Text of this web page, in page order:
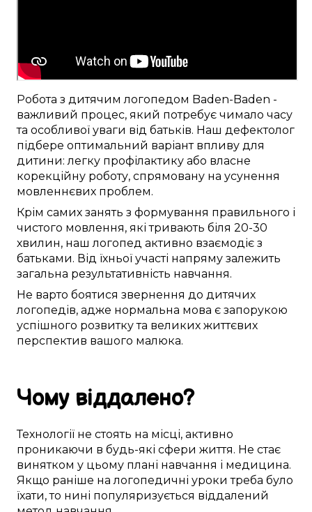
Робота з дитячим логопедом Baden-Baden -
важливий процес, який потребує чимало часу
та особливої уваги від батьків. Наш дефектолог
підбере оптимальний варіантвпливу для
дитини: легку профілактику або власне
корекційну роботу, спрямовану на усунення
мовленнєвих проблем.
Крім самих занять з формування правильного і
чистого мовлення, які тривають біля 20-30
хвилин, наш логопед активно взаємодіє з
батьками. Від їхньої участі напряму залежить
загальна результативність навчання.
Не варто боятися звернення до дитячих
логопедів, адже нормальна мова є запорукою
успішного розвитку та великих життєвих
перспектив вашого малюка.
Чому віддалено?
Технології не стоять на місці, активно
проникаючи в будь-які сфери життя. Не стає
винятком у цьому плані навчання і медицина.
Якщо раніше на логопедичні уроки треба було
їхати, то нині популяризується віддалений